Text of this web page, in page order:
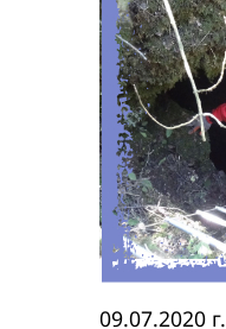
09.07.2020 г.